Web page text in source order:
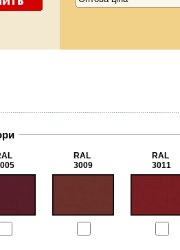
RAL
3009
RAL
3011